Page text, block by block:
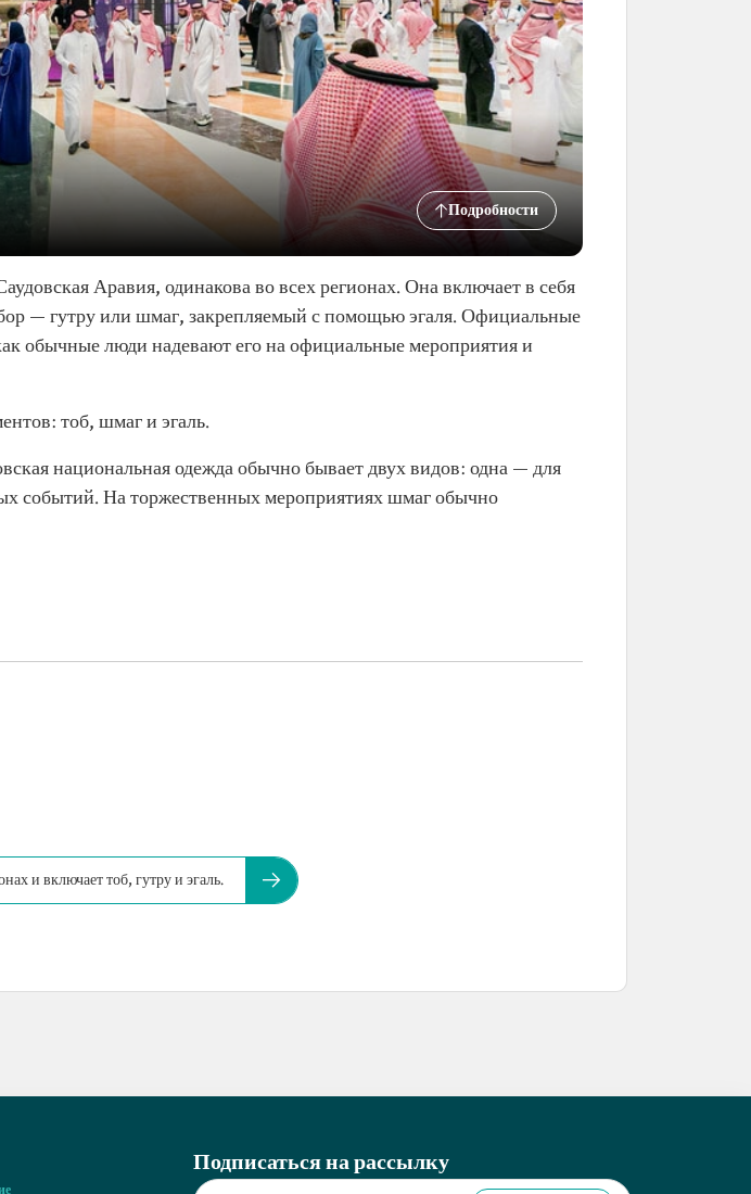
Подробности
Аравия, одинакова во всех регионах. Она включает в себя
— гутру или шмаг, закрепляемый с помощью эгаля. Официальные
обычные люди надевают его на официальные мероприятия и
тоб, шмаг и эгаль.
национальная одежда обычно бывает двух видов: одна — для
событий. На торжественных мероприятиях шмаг обычно
и включает тоб, гутру и эгаль.
Подписаться на рассылку